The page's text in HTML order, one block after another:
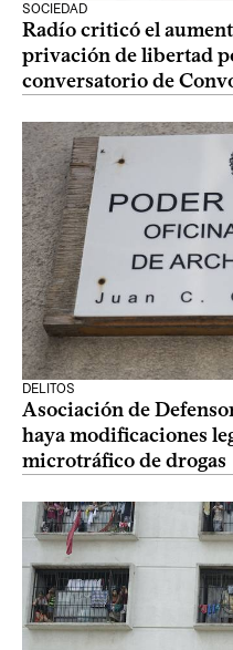
SOCIEDAD
Radío criticó el
privación de libertad
conversatorio de
DELITOS
Asociación de
haya modificaciones
microtráfico de drogas